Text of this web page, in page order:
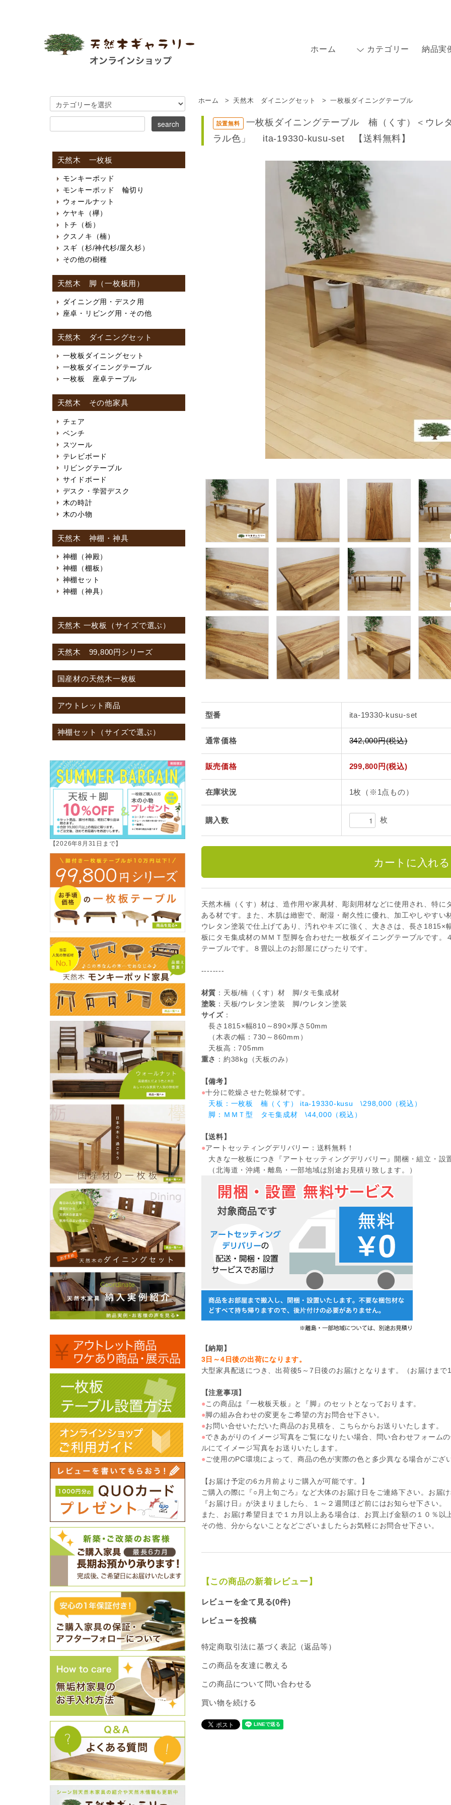
ホーム カテゴリー 納品実
ホーム > 天然木 ダイニングセット > 一枚板ダイニングテーブル
設置無料
一枚板ダイニングテーブル 楠（くす）＜ウ
ラル色」 ita-19330-kusu-set 【送料無料】
型番 ita-19330-kusu-set
通常価格 342,000円(税込)
販売価格 299,800円(税込)
在庫状況 1枚（※1点もの）
購入数 枚
天然木楠（くす）材は、造作用や家具材、彫刻用材などに使用され、特
ある材です。また、木肌は緻密で、耐湿・耐久性に優れ、加工やしやすい
ウレタン塗装で仕上げてあり、汚れやキズに強く、大きさは、長さ
板にタモ集成材のＭＭＴ型脚を合わせた一枚板ダイニングテーブルです
テーブルです。８畳以上のお部屋にぴったりです。
--------
材質 ：天板/楠（くす）材 脚/タモ集成材
塗装 ：天板/ウレタン塗装 脚/ウレタン塗装
サイズ：
長さ1815×幅810～890×厚さ50mm
（木表の幅：730～860mm）
天板高：705mm
重さ ：約38kg（天板のみ）
【備考】
●十分に乾燥させた乾燥材です。
天板：一枚板 楠（くす） ita-19330-kusu \298,000（税込）
脚：ＭＭＴ型 タモ集成材 \44,000（税込）
【送料】
●アートセッティングデリバリー：送料無料！
大きな一枚板につき『アートセッティングデリバリー』開梱・組立・設
（北海道・沖縄・離島・一部地域は別途お見積り致します。）
【納期】
3日～4日後の出荷になります。
大型家具配送につき、出荷後5～7日後のお届けとなります。（お届けまで
【注意事項】
●この商品は『一枚板天板』と『脚』のセットとなっております。
●脚の組み合わせの変更をご希望の方お問合せ下さい。
●お問い合せいただいた商品のお見積を、こちらからお送りいたします。
●できあがりのイメージ写真をご覧になりたい場合、問い合わせフォーム
ルにてイメージ写真をお送りいたします。
●ご使用のPC環境によって、商品の色が実際の色と多少異なる場合がござ
【お届け予定の6カ月前よりご購入が可能です。】
ご購入の際に『○月上旬ごろ』など大体のお届け日をご連絡下さい。お届
『お届け日』が決まりましたら、１～２週間ほど前にはお知らせ下さい。
また、お届け希望日まで１カ月以上ある場合は、お買上げ金額の１０％以
その他、分からないことなどございましたらお気軽にお問合せ下さい。
【この商品の新着レビュー】
レビューを全て見る(0件)
レビューを投稿
特定商取引法に基づく表記（返品等）
この商品を友達に教える
この商品について問い合わせる
買い物を続ける
天然木 一枚板
モンキーポッド
モンキーポッド 輪切り
ウォールナット
ケヤキ（欅）
トチ（栃）
クスノキ（楠）
スギ（杉/神代杉/屋久杉）
その他の樹種
天然木 脚（一枚板用）
ダイニング用・デスク用
座卓・リビング用・その他
天然木 ダイニングセット
一枚板ダイニングセット
一枚板ダイニングテーブル
一枚板 座卓テーブル
天然木 その他家具
チェア
ベンチ
スツール
テレビボード
リビングテーブル
サイドボード
デスク・学習デスク
木の時計
木の小物
天然木 神棚・神具
神棚（神殿）
神棚（棚板）
神棚セット
神棚（神具）
天然木 一枚板（サイズで選ぶ）
天然木 99,800円シリーズ
国産材の天然木一枚板
アウトレット商品
神棚セット（サイズで選ぶ）
【2026年8月31日まで】